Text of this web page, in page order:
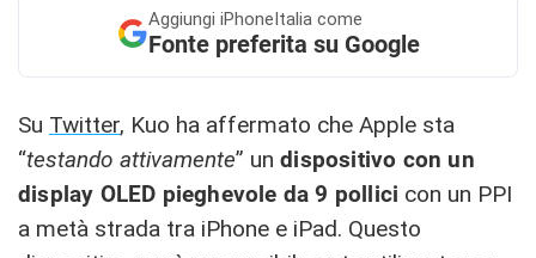
Aggiungi iPhoneItalia come
Fonte preferita su Google
Su Twitter, Kuo ha affermato che Apple sta
“testando attivamente” un dispositivo con un
display OLED pieghevole da 9 pollici con un PPI
a metà strada tra ‌iPhone‌ e iPad. Questo